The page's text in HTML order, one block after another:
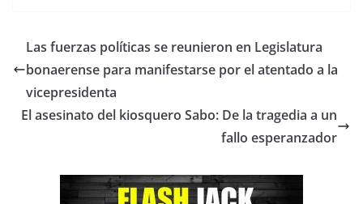
Las fuerzas políticas se reunieron en Legislatura
bonaerense para manifestarse por el atentado a la
vicepresidenta
El asesinato del kiosquero Sabo: De la tragedia a un
fallo esperanzador